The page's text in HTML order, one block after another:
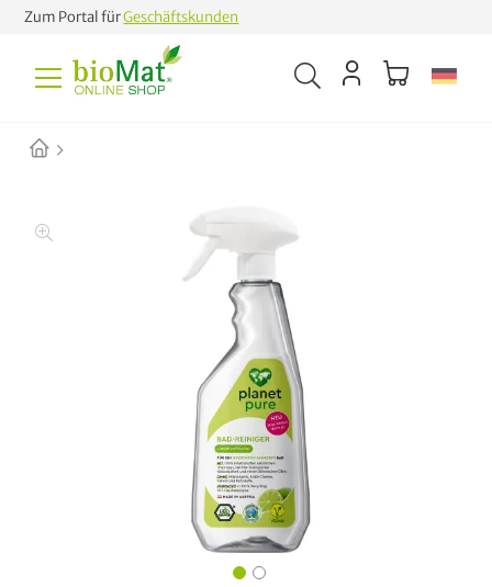
Zum Portal fürGeschäftskunden